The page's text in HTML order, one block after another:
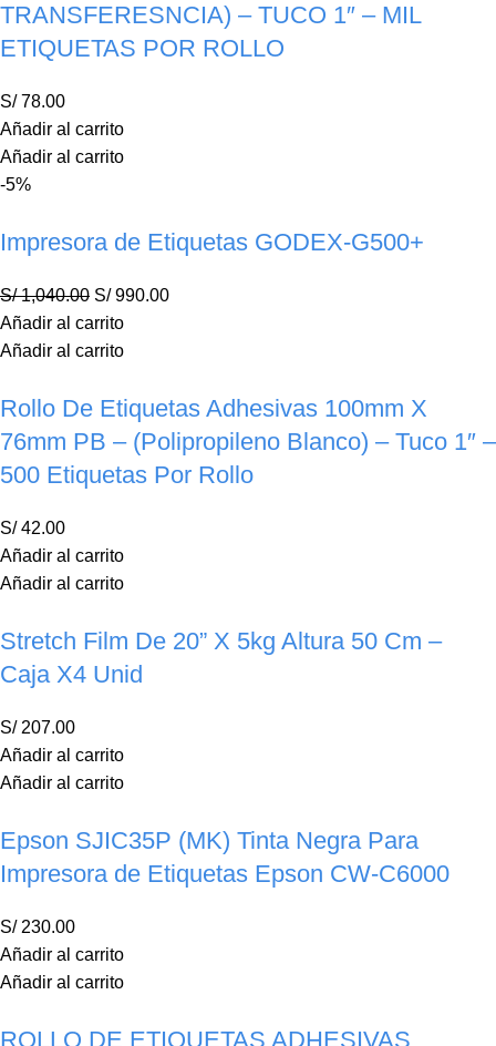
TRANSFERESNCIA) – TUCO 1″ – MIL
ETIQUETAS POR ROLLO
S/78.00
Añadir al carrito
Añadir al carrito
-5%
Impresora de Etiquetas GODEX-G500+
S/1,040.00 S/990.00
Añadir al carrito
Añadir al carrito
Rollo De Etiquetas Adhesivas 100mm X
76mm PB – (Polipropileno Blanco) – Tuco 1″ –
500 Etiquetas Por Rollo
S/42.00
Añadir al carrito
Añadir al carrito
Stretch Film De 20” X 5kg Altura 50 Cm –
Caja X4 Unid
S/207.00
Añadir al carrito
Añadir al carrito
Epson SJIC35P (MK) Tinta Negra Para
Impresora de Etiquetas Epson CW-C6000
S/230.00
Añadir al carrito
Añadir al carrito
ROLLO DE ETIQUETAS ADHESIVAS